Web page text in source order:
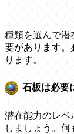
種類を選んで潜
要があります。
ります。
石板は必要
潜在能力のレベ
しましょう。